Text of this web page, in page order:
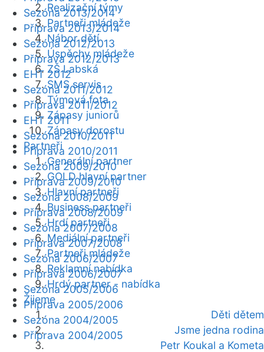
Realizační týmy
Partneři mládeže
Nábor dětí
Úspěchy mládeže
ZŠ Labská
SMS servis
Týmová fota
Zápasy juniorů
Zápasy dorostu
Partneři
Generální partner
GOLD hlavní partner
Hlavní partneři
Business partneři
Hrdí partneři
Mediální partneři
Partneři mládeže
Reklamní nabídka
Hrdý partner - nabídka
Žijeme
Děti dětem
Jsme jedna rodina
Petr Koukal a Kometa
Sezóna 2013/2014
Příprava 2013/2014
Sezóna 2012/2013
Příprava 2012/2013
EHT 2012
Sezóna 2011/2012
Příprava 2011/2012
EHT 2011
Sezóna 2010/2011
Příprava 2010/2011
Sezóna 2009/2010
Příprava 2009/2010
Sezóna 2008/2009
Příprava 2008/2009
Sezóna 2007/2008
Příprava 2007/2008
Sezóna 2006/2007
Příprava 2006/2007
Sezóna 2005/2006
Příprava 2005/2006
Sezóna 2004/2005
Příprava 2004/2005